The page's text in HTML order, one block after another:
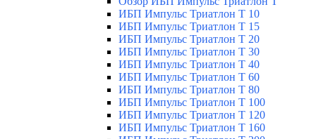
ИБП Импульс Триатлон Т 10
ИБП Импульс Триатлон Т 15
ИБП Импульс Триатлон Т 20
ИБП Импульс Триатлон Т 30
ИБП Импульс Триатлон Т 40
ИБП Импульс Триатлон Т 60
ИБП Импульс Триатлон Т 80
ИБП Импульс Триатлон Т 100
ИБП Импульс Триатлон Т 120
ИБП Импульс Триатлон Т 160